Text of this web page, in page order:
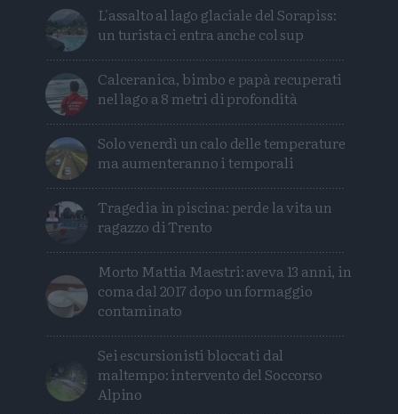
L'assalto al lago glaciale del Sorapiss:
un turista ci entra anche col sup
Calceranica, bimbo e papà recuperati
nel lago a 8 metri di profondità
Solo venerdì un calo delle temperature
ma aumenteranno i temporali
Tragedia in piscina: perde la vita un
ragazzo di Trento
Morto Mattia Maestri: aveva 13 anni, in
coma dal 2017 dopo un formaggio
contaminato
Sei escursionisti bloccati dal
maltempo: intervento del Soccorso
Alpino